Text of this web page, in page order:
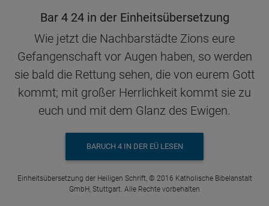
Bar 4 24 in der Einheitsübersetzung
Wie jetzt die Nachbarstädte Zions eure
Gefangenschaft vor Augen haben, so werden
sie bald die Rettung sehen, die von eurem Gott
kommt; mit großer Herrlichkeit kommt sie zu
euch und mit dem Glanz des Ewigen.
BARUCH 4 IN DER EÜ LESEN
Einheitsübersetzung der Heiligen Schrift, © 2016 Katholische Bibelanstalt
GmbH, Stuttgart. Alle Rechte vorbehalten